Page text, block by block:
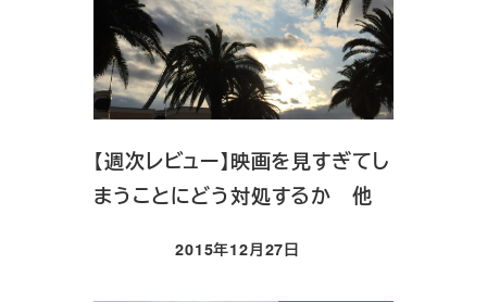
【週次レビュー】映画を見すぎてし
まうことにどう対処するか 他
投稿日
2015年12月27日